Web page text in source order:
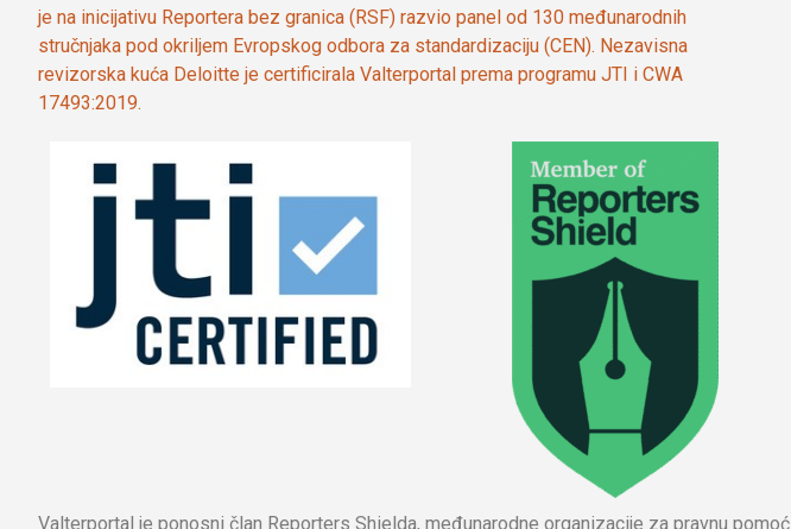
je na inicijativu Reportera bez granica (RSF) razvio panel od 130 međunarodnih
stručnjaka pod okriljem Evropskog odbora za standardizaciju (CEN). Nezavisna
revizorska kuća Deloitte je certificirala Valterportal prema programu JTI i CWA
17493:2019.
Valterportal je ponosni član Reporters Shielda, međunarodne organizacije za pravnu pomoć